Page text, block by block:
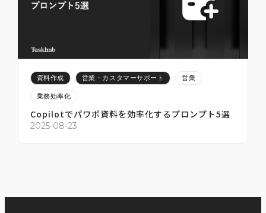
資料作成 営業・カスタマーサポート 営業
業務効率化
Copilotでパワポ資料を効率化するプロンプト5選
2025-08-23